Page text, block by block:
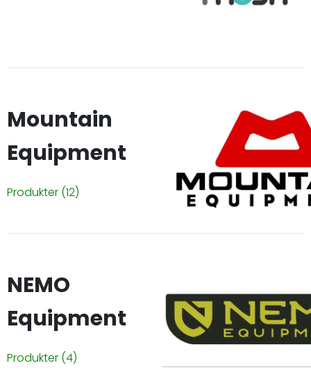
Mountain
Equipment
Produkter (12)
NEMO
Equipment
Produkter (4)